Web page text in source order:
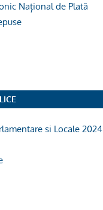
Național de Plată
si Locale 2024